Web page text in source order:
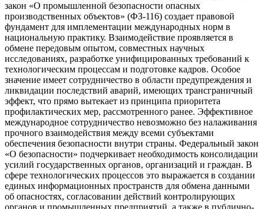
закон «О промышленной безопасности опасных
производственных объектов» (ФЗ-116) создает правовой
фундамент для имплементации международных норм в
национальную практику. Взаимодействие проявляется в
обмене передовым опытом, совместных научных
исследованиях, разработке унифицированных требований к
технологическим процессам и подготовке кадров. Особое
значение имеет сотрудничество в области предупреждения и
ликвидации последствий аварий, имеющих трансграничный
эффект, что прямо вытекает из принципа приоритета
профилактических мер, рассмотренного ранее. Эффективное
международное сотрудничество невозможно без налаживания
прочного взаимодействия между всеми субъектами
обеспечения безопасности внутри страны. Федеральный закон
«О безопасности» подчеркивает необходимость консолидации
усилий государственных органов, организаций и граждан. В
сфере технологических процессов это выражается в создании
единых информационных пространств для обмена данными
об опасностях, согласовании действий контролирующих
органов и промышленных предприятий, а также в публично-